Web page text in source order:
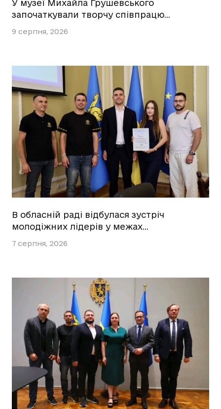
У музеї Михайла Грушевського
започаткували творчу співпрацю…
9 серпня, 2026
В обласній раді відбулася зустріч
молодіжних лідерів у межах…
7 серпня, 2026